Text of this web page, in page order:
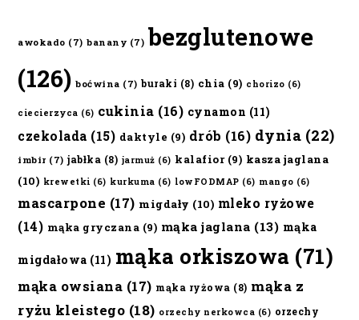
awokado (7) banany (7) bezglutenowe
(126) boćwina (7) buraki (8) chia (9) chorizo (6)
ciecierzyca (6) cukinia (16) cynamon (11)
czekolada (15) daktyle (9) drób (16) dynia (22)
imbir (7) jabłka (8) jarmuż (6) kalafior(9) kasza jaglana
(10) krewetki (6) kurkuma (6) lowFODMAP (6) mango (6)
mascarpone (17) migdały (10) mleko ryżowe
(14) mąka gryczana (9) mąka jaglana (13) mąka
migdałowa (11) mąka orkiszowa (71)
mąka owsiana (17) mąka ryżowa (8) mąka z
ryżu kleistego (18) orzechy nerkowca (6) orzechy